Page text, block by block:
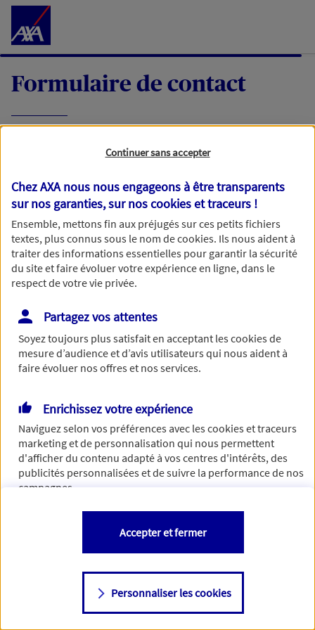
Accéder au Contenu
Formulaire de contact
demande, nous vous répondrons dans les
meilleurs délais par mail ou par téléphone.
Votre message :
Vous disposez de droits sur les informations vous concernant. Pour
plus d’informations,cliquez ici.
Continuer sans accepter
Chez AXA nous nous engageons à être transparents
sur nos garanties, sur noscookies et traceurs !
Ensemble, mettons fin aux préjugés sur ces petits fichiers
textes, plus connus sous le nom decookies. Ils nous aident à
traiter des informations essentielles pour garantir la sécurité
du site et faire évoluer votre expérience en ligne, dans le
respect de votre vie privée.
Partagez vos attentes
Soyez toujours plus satisfait en acceptant lescookiesde
mesure d’audience et d’avis utilisateurs qui nous aident à
faire évoluer nos offres et nos services.
Enrichissez votre expérience
Naviguez selon vos préférences avec lescookies et traceurs
marketing et de personnalisation qui nous permettent
d'afficher du contenu adapté à vos centres d'intérêts, des
publicités personnalisées et de suivre la performance de nos
campagnes.
Vous êtes libre de les accepter, de les refuser comme de
changer d'avis à tout moment en allant sur
Consulter notre politique decookies
Personnaliser les cookies
Accepter et fermer